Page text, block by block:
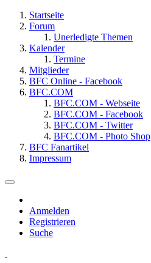
Startseite
Forum
Unerledigte Themen
Kalender
Termine
Mitglieder
BFC Online - Facebook
BFC.COM
BFC.COM - Webseite
BFC.COM - Facebook
BFC.COM - Twitter
BFC.COM - Photo Shop
BFC Fanartikel
Impressum
Anmelden
Registrieren
Suche